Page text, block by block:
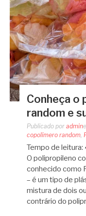
Conheça o
random e
Publicado por admin
copolímero random
Tempo de leitura:
O polipropileno
conhecido como
– é um tipo de
mistura de dois
contrário do